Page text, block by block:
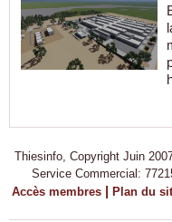
Thiesinfo, Copyright Juin
Service Commercial:
Accès membres | Plan du